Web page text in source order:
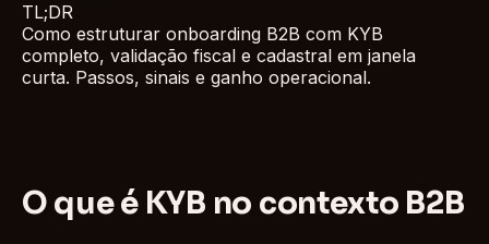
TL;DR
Como estruturar onboarding B2B com KYB
completo, validação fiscal e cadastral em janela
curta. Passos, sinais e ganho operacional.
O que é KYB no contexto B2B